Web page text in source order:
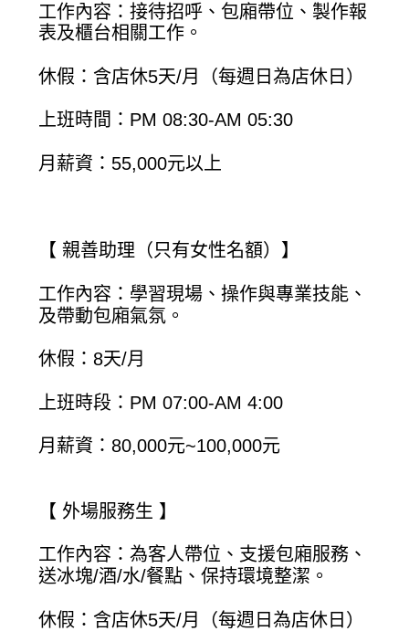
工作內容：接待招呼、包廂帶位、製作報
表及櫃台相關工作。
休假：含店休5天/月（每週日為店休日）
上班時間：PM 08:30-AM 05:30
月薪資：55,000元以上
【 親善助理（只有女性名額）】
工作內容：學習現場、操作與專業技能、
及帶動包廂氣氛。
休假：8天/月
上班時段：PM 07:00-AM 4:00
月薪資：80,000元~100,000元
【 外場服務生 】
工作內容：為客人帶位、支援包廂服務、
送冰塊/酒/水/餐點、保持環境整潔。
休假：含店休5天/月（每週日為店休日）